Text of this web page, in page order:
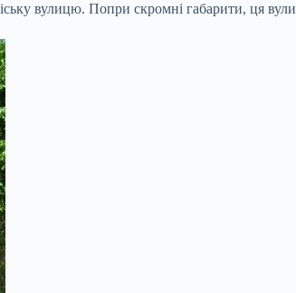
вулицю. Попри скромні габарити, ця